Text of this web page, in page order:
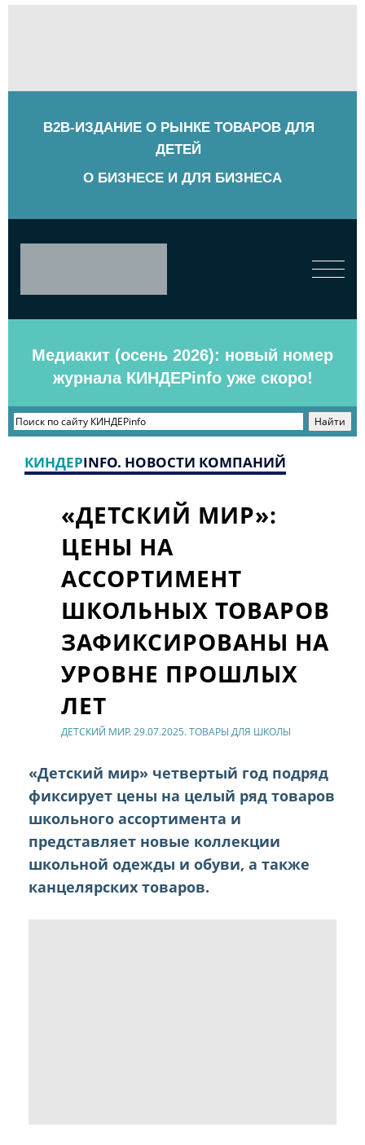
B2B-ИЗДАНИЕ О РЫНКЕ ТОВАРОВ ДЛЯ
ДЕТЕЙ
О БИЗНЕСЕ И ДЛЯ БИЗНЕСА
Медиакит (осень 2026): новый номер
журнала КИНДЕРinfo уже скоро!
КИНДЕРINFO. НОВОСТИ КОМПАНИЙ
«ДЕТСКИЙ МИР»:
ЦЕНЫ НА
АССОРТИМЕНТ
ШКОЛЬНЫХ ТОВАРОВ
ЗАФИКСИРОВАНЫ НА
УРОВНЕ ПРОШЛЫХ
ЛЕТ
ДЕТСКИЙ МИР. 29.07.2025. ТОВАРЫ ДЛЯ ШКОЛЫ
«Детский мир» четвертый год подряд
фиксирует цены на целый ряд товаров
школьного ассортимента и
представляет новые коллекции
школьной одежды и обуви, а также
канцелярских товаров.